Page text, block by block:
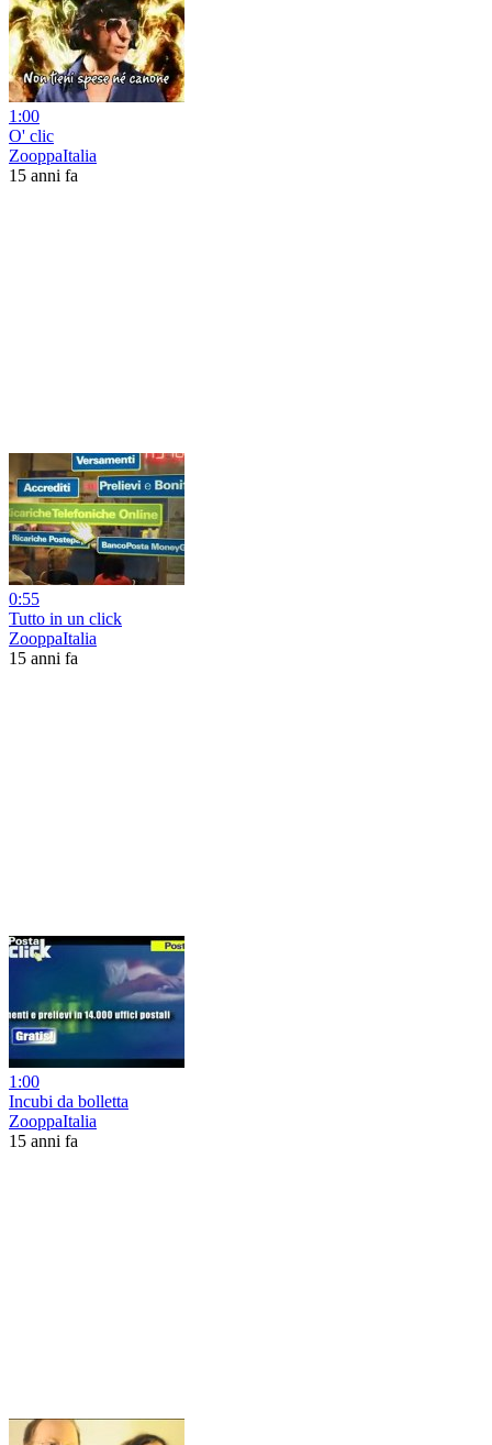
1:00
O' clic
ZooppaItalia
15 anni fa
0:55
Tutto in un click
ZooppaItalia
15 anni fa
1:00
Incubi da bolletta
ZooppaItalia
15 anni fa